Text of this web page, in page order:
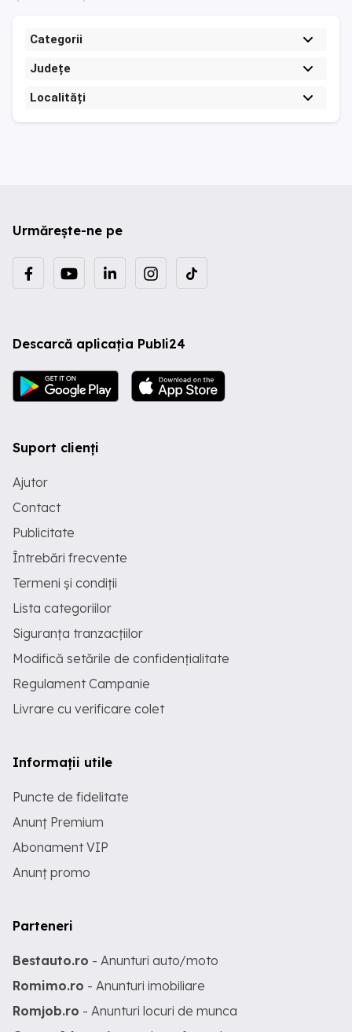
Categorii
Județe
Localități
Urmărește-ne pe
Descarcă aplicația Publi24
Suport clienți
Ajutor
Contact
Publicitate
Întrebări frecvente
Termeni și condiții
Lista categoriilor
Siguranța tranzacțiilor
Modifică setările de confidențialitate
Regulament Campanie
Livrare cu verificare colet
Informații utile
Puncte de fidelitate
Anunț Premium
Abonament VIP
Anunț promo
Parteneri
Bestauto.ro - Anunturi auto/moto
Romimo.ro - Anunturi imobiliare
Romjob.ro - Anunturi locuri de munca